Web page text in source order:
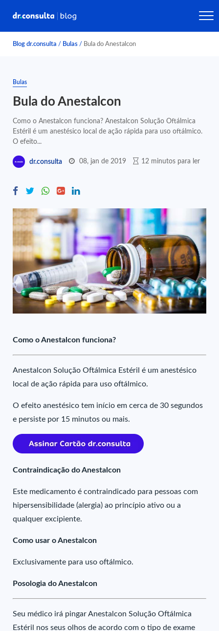
Blog dr.consulta / Bulas / Bula do Anestalcon
Bulas
Bula do Anestalcon
Como o Anestalcon funciona? Anestalcon Solução Oftálmica
Estéril é um anestésico local de ação rápida para uso oftálmico.
O efeito...
dr.consulta 08, jan de 2019 12 minutos para ler
Como o Anestalcon funciona?
Anestalcon Solução Oftálmica Estéril é um anestésico
local de ação rápida para uso oftálmico.
O efeito anestésico tem início em cerca de 30 segundos
e persiste por 15 minutos ou mais.
Contraindicação do Anestalcon
Este medicamento é contraindicado para pessoas com
hipersensibilidade (alergia) ao princípio ativo ou a
qualquer excipiente.
Como usar o Anestalcon
Exclusivamente para uso oftálmico.
Posologia do Anestalcon
Seu médico irá pingar Anestalcon Solução Oftálmica
Estéril nos seus olhos de acordo com o tipo de exame